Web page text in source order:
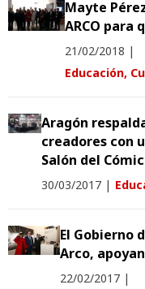
Mayte
ARCO para
21/02/2018 |
Educación,
Aragón
creadores con
Salón del
30/03/2017 |
El Gobierno
Arco,
22/02/2017 |